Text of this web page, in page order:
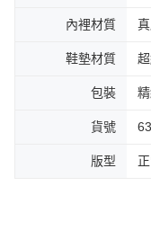
內裡材質
鞋墊材質
包裝
貨號
版型